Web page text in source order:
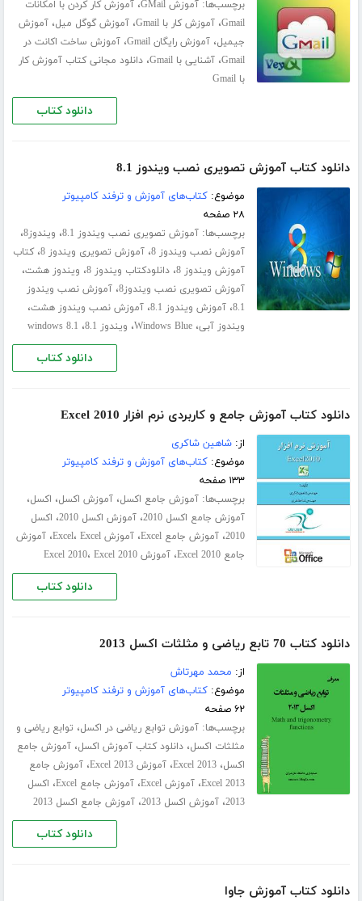
برچسب‌ها:آموزش GMail ،آموزش کار کردن با امکانات
Gmail،آموزش کار با Gmail ،آموزش گوگل میل،آموزش
جیمیل،آموزش رایگان Gmail ،آموزش ساخت اکانت در
Gmail،آشنایی با Gmail ،دانلود مجانی کتاب آموزش کار
با Gmail
دانلود کتاب
دانلود کتاب آموزش تصویری نصب ویندوز 8.1
موضوع:کتاب‌های آموزش و ترفند کامپیوتر
۲۸ صفحه
برچسب‌ها:آموزش تصویری نصب ویندوز 8.1 ، ویندوز8 ،
آموزش نصب ویندوز 8 ،آموزش تصویری ویندوز 8 ،کتاب
آموزش ویندوز 8 ،دانلودکتاب ویندوز 8 ، ویندوز هشت،
آموزش تصویری نصب ویندوز8 ،آموزش نصب ویندوز
8.1،آموزش ویندوز 8.1 ،آموزش نصب ویندوز هشت،
ویندوز آبی،Windows Blue، ویندوز 8.1 ، windows 8.1
دانلود کتاب
دانلود کتاب آموزش جامع و کاربردی نرم افزار Excel 2010
از:شاهین شاکری
موضوع:کتاب‌های آموزش و ترفند کامپیوتر
۱۳۳ صفحه
برچسب‌ها:آموزش جامع اکسل،آموزش اکسل، اکسل،
آموزش جامع اکسل 2010 ،آموزش اکسل 2010 ، اکسل
2010،آموزش جامع Excel ،آموزش Excel ، Excel ،آموزش
جامع Excel 2010
،آموزش Excel 2010 ، Excel 2010
دانلود کتاب
دانلود کتاب 70 تابع ریاضی و مثلثات اکسل 2013
از: محمد مهرتاش
موضوع:کتاب‌های آموزش و ترفند کامپیوتر
۶۲ صفحه
برچسب‌ها:آموزش توابع ریاضی در اکسل، توابع ریاضی و
مثلثات اکسل،دانلود کتاب آموزش اکسل،آموزش جامع
اکسل،Excel 2013،آموزش Excel 2013 ،آموزش جامع
Excel 2013،آموزش Excel ،آموزش جامع Excel ، اکسل
2013،آموزش اکسل 2013 ،آموزش جامع اکسل 2013
دانلود کتاب
دانلود کتاب آموزش جاوا